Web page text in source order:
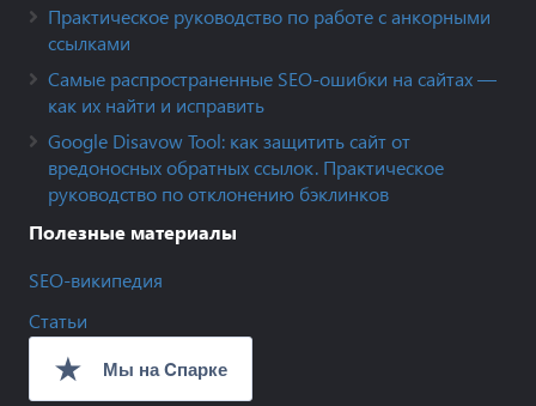
Практическое руководство по работе с анкорными
ссылками
Самые распространенные SEO-ошибки на сайтах —
как их найти и исправить
Google Disavow Tool: как защитить сайт от
вредоносных обратных ссылок. Практическое
руководство по отклонению бэклинков
Полезные материалы
SEO-википедия
Статьи